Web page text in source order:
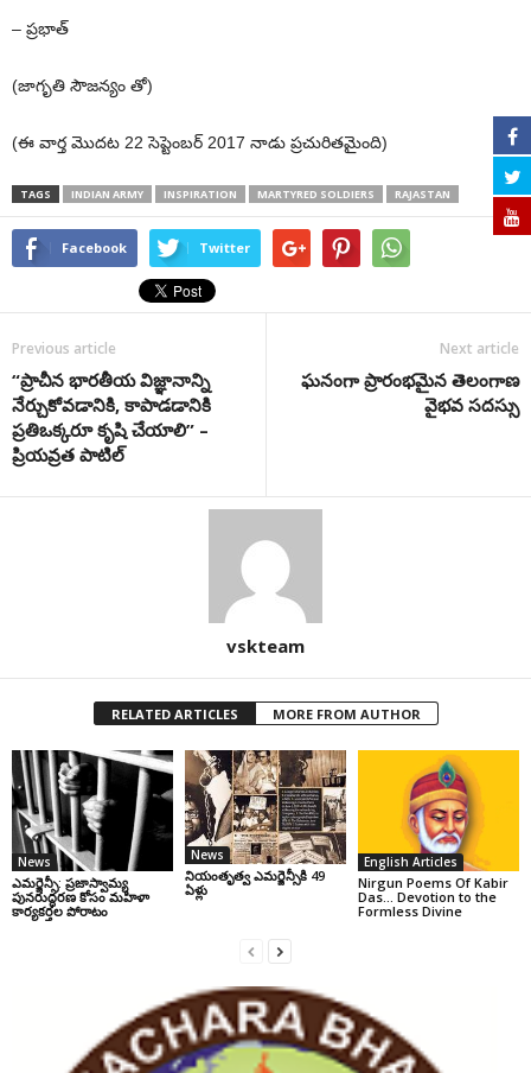
– ప్రభాత్‌
(జాగృతి సౌజన్యం తో)
(ఈ వార్త మొదట 22 సెప్టెంబర్ 2017 నాడు ప్రచురితమైంది)
TAGS INDIAN ARMY INSPIRATION MARTYRED SOLDIERS RAJASTAN
Facebook Twitter
Previous article
“ప్రాచీన భారతీయ విజ్ఞానాన్ని
నేర్చుకోవడానికి, కాపాడడానికి
ప్రతిఒక్కరూ కృషి చేయాలి” –
ప్రియవ్రత పాటిల్
Next article
ఘనంగా ప్రారంభమైన తెలంగాణ
వైభవ సదస్సు
vskteam
RELATED ARTICLES MORE FROM AUTHOR
News
ఎమర్జెన్సీ: ప్రజాస్వామ్య
పునరుద్ధరణ కోసం మహిళా
కార్యకర్తల పోరాటం
News
నియంతృత్వ ఎమర్జెన్సీకి 49
ఏళ్లు
English Articles
Nirgun Poems Of Kabir
Das… Devotion to the
Formless Divine